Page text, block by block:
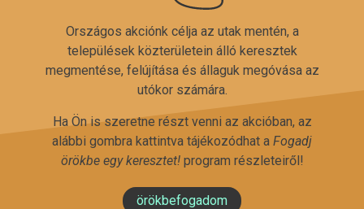
Országos akciónk célja az utak mentén, a
települések közterületein álló keresztek
megmentése, felújítása és állaguk megóvása az
utókor számára.
Ha Ön is szeretne részt venni az akcióban, az
alábbi gombra kattintva tájékozódhat a Fogadj
örökbe egy keresztet!program részleteiről!
örökbefogadom